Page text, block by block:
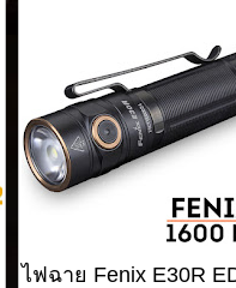
ไฟฉาย Fenix ​​E30R